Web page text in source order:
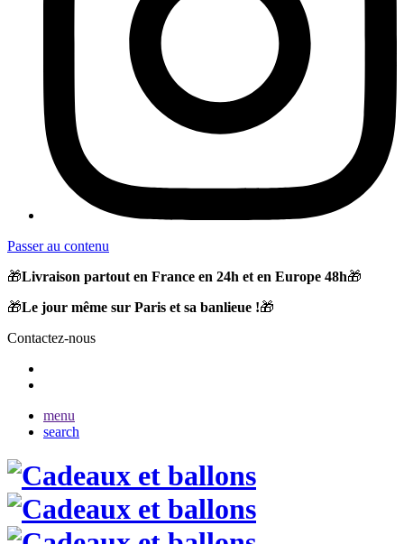
Passer au contenu
🎁Livraison partout en France en 24h et en Europe 48h🎁
🎁Le jour même sur Paris et sa banlieue !🎁
Contactez-nous
menu
search